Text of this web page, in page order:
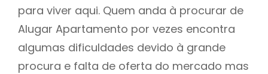
para viver aqui. Quem anda à procurar de
Alugar Apartamento por vezes encontra
algumas dificuldades devido à grande
procura e falta de oferta do mercado mas